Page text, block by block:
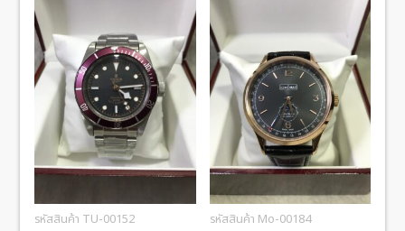
รหัสสินค้า TU-00152 รหัสสินค้า Mo-00184